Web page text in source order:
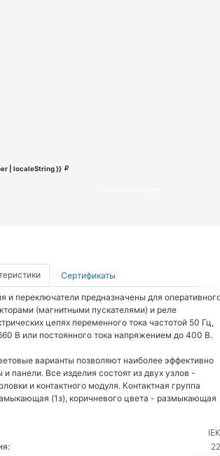
| localeString }}
Сертификаты
и переключатели предназначены для
(магнитными пускателями) и реле
цепях переменного тока частотой 50 Гц,
В или постоянного тока напряжением до 400 В.
варианты позволяют наиболее эффективно
панели. Все изделия состоят из двух узлов -
и контактного модуля. Контактная группа
(1з), коричневого цвета - размыкающая
IEK
22